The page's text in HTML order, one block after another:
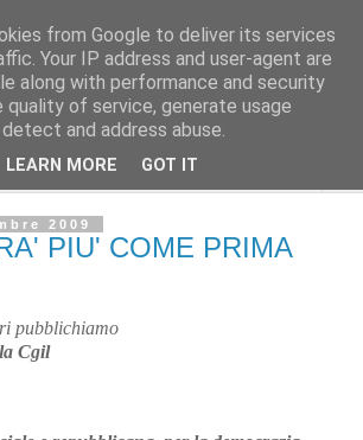
dei lavoratori
2009
PIU' COME PRIMA
pubblichiamo
Cgil
from Google to deliver its services
Your IP address and user-agent are
along with performance and security
of service, generate usage
and address abuse.
LEARN MORE GOT IT